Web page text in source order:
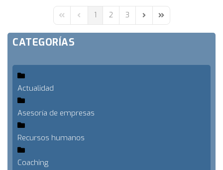
First PagePrevious Page
1 2 3 Next PageLast Page
CATEGORÍAS
Actualidad
Asesoría de empresas
Recursos humanos
Coaching